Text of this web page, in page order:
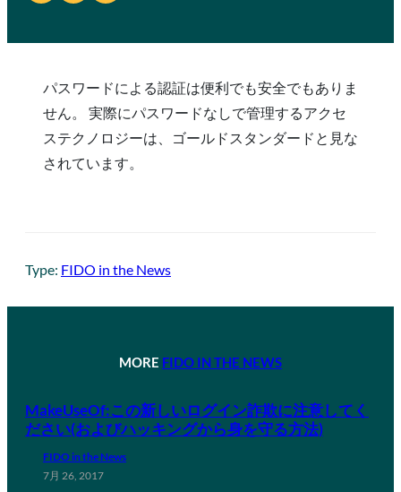
パスワードによる認証は便利でも安全でもありま
せん。 実際にパスワードなしで管理するアクセ
ステクノロジーは、ゴールドスタンダードと見な
されています。
Type: FIDO in the News
MORE FIDO IN THE NEWS
MakeUseOf:この新しいログイン詐欺に注意してく
ださい(およびハッキングから身を守る方法)
FIDO in the News
7月 26, 2017